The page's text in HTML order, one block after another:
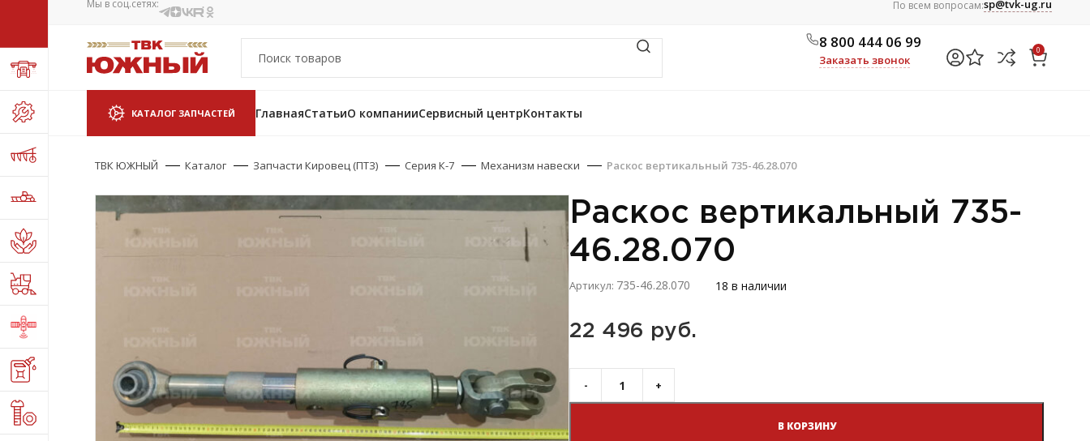
Мы в соц.сетях: По всем вопросам:sp@tvk-ug.ru
8 800 444 06 99
Заказать звонок
0
КАТАЛОГ ЗАПЧАСТЕЙ ГлавнаяСтатьиО компанииСервисный центрКонтакты
ТВК ЮЖНЫЙ Каталог Запчасти Кировец (ПТЗ) Серия К-7 Механизм навески Раскос вертикальный 735-46.28.070
Раскос вертикальный 735-
46.28.070
Артикул: 735-46.28.070 18 в наличии
22 496 руб.
В КОРЗИНУ